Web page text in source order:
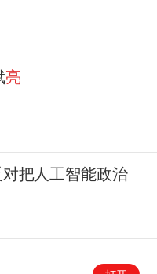
亮
对把人工智能政治